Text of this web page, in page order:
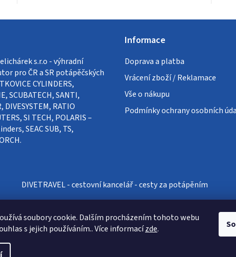
soubory cookie. Dalším procházením tohoto webu
s jejich používáním.. Více informacízde.
s.r.o - výhradní
pro ČR a SR potápěčských
CYLINDERS,
SCUBATECH, SANTI,
DIVESYSTEM, RATIO
SI TECH, POLARIS –
SEAC SUB, TS,
Informace
Doprava a platba
Vrácení zboží / Reklamace
Vše o nákupu
Podmínky ochrany osobních
DIVETRAVEL - cestovní kancelář - cesty za potápěním